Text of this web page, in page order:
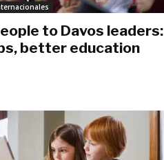
to Davos leaders:
better education